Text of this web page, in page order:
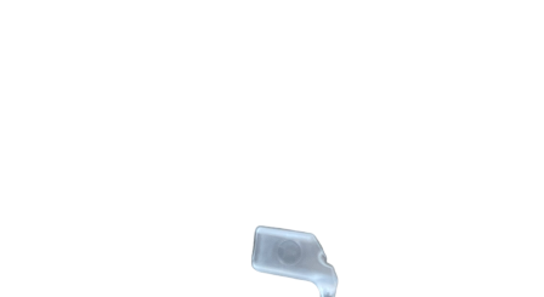
De Oticon Intent is het nieuwste hoorapparaat van dit moment.